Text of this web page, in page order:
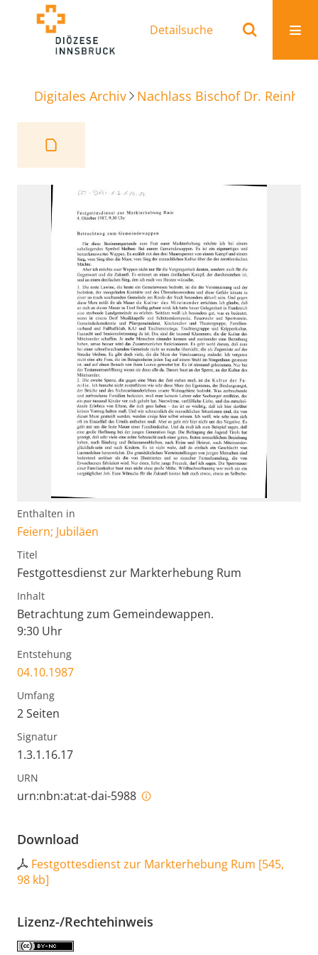
Detailsuche
Digitales Archiv Nachlass Bischof Dr.
Enthalten in
Feiern; Jubiläen
Titel
Festgottesdienst zur Markterhebung Rum
Inhalt
Betrachtung zum Gemeindewappen.
9:30 Uhr
Entstehung
04.10.1987
Umfang
2 Seiten
Signatur
1.3.1.16.17
URN
urn:nbn:at:at-dai-5988
Download
Festgottesdienst zur Markterhebung Rum [545,
98 kb]
Lizenz-/Rechtehinweis